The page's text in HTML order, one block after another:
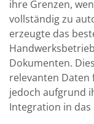
ihre Grenzen,
vollständig zu
erzeugte das
Dokumenten.
relevanten
jedoch aufgrund
Integration in das